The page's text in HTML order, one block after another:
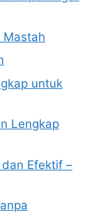
Mastah
untuk
Lengkap
Efektif –